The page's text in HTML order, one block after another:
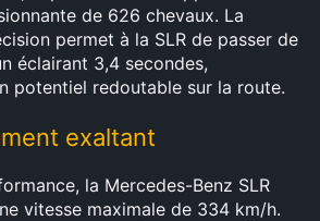
de 626 chevaux. La
permet à la SLR de passer de
éclairant 3,4 secondes,
potentiel redoutable sur la route.
exaltant
la Mercedes-Benz SLR
vitesse maximale de 334 km/h.